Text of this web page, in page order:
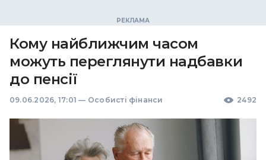
Кому найближчим часом
можуть переглянути надбавки
до пенсії
09.06.2026, 17:01 — Особисті фінанси 2492